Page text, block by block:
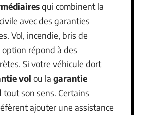
qui combinent la
avec des garanties
Vol, incendie, bris de
répond à des
Si votre véhicule dort
vol ou la garantie
tout son sens. Certains
ajouter une assistance